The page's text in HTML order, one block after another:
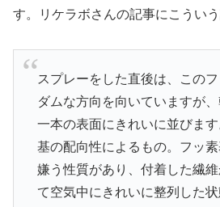
す。リケラボさんの記事にこうい
スプレーをした直後は、この
ダムな方向を向いていますが
一本の表面にきれいに並びま
基の配向性によるもの。フッ
嫌う性質があり、付着した繊
て空気中にきれいに整列した状